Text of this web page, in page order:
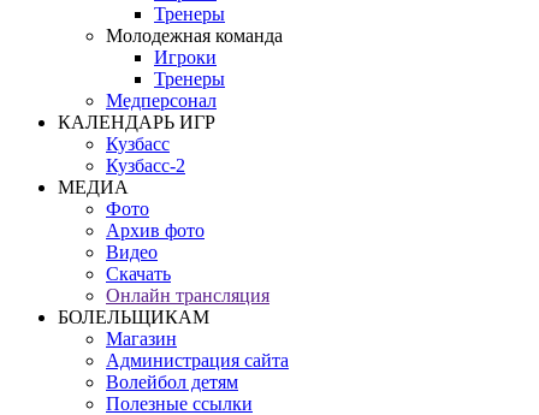
Тренеры
Молодежная команда
Игроки
Тренеры
Медперсонал
КАЛЕНДАРЬ ИГР
Кузбасс
Кузбасс-2
МЕДИА
Фото
Архив фото
Видео
Скачать
Онлайн трансляция
БОЛЕЛЬЩИКАМ
Магазин
Администрация сайта
Волейбол детям
Полезные ссылки